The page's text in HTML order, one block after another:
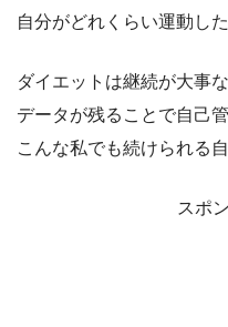
自分がどれくらい運動し
ダイエットは継続が大事な
データが残ることで自己管
こんな私でも続けられる
スポ